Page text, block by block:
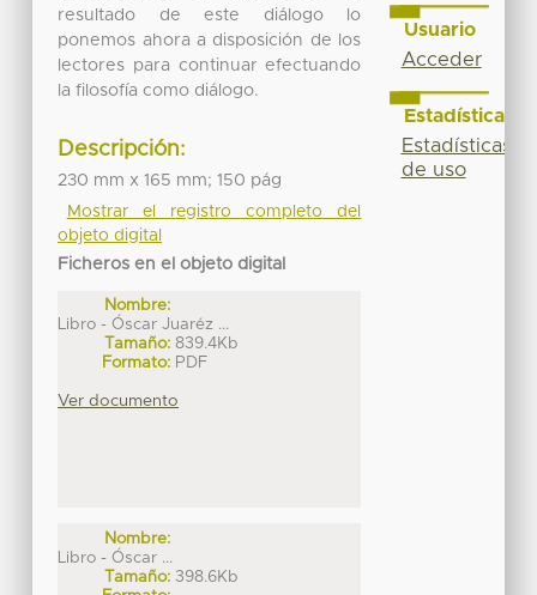
resultado de este diálogo lo
ponemos ahora a disposición de los
lectores para continuar efectuando
la filosofía como diálogo.
Descripción:
230 mm x 165 mm; 150 pág
Mostrar el registro completo del
objeto digital
Ficheros en el objeto digital
Nombre:
Libro - Óscar Juaréz ...
Tamaño: 839.4Kb
Formato: PDF
Ver documento
Nombre:
Libro - Óscar ...
Tamaño: 398.6Kb
Usuario
Acceder
Estadísticas
Estadísticas
de uso